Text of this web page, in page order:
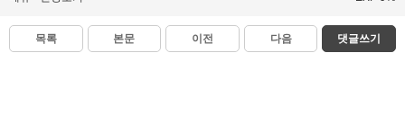
목록 본문 이전 다음 댓글쓰기